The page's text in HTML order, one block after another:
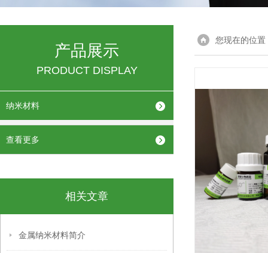
产品展示
PRODUCT DISPLAY
纳米材料
查看更多
相关文章
金属纳米材料简介
您现在的位置